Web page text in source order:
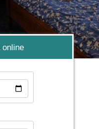
online